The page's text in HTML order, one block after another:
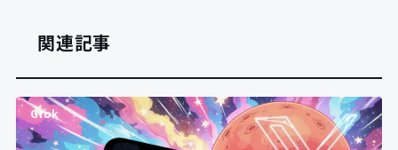
関連記事
Grok